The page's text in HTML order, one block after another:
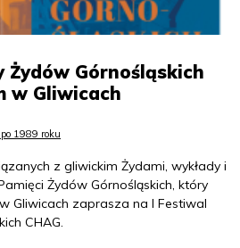
Górnośląskich
w Gliwicach
1989 roku
z gliwickim Żydami, wykłady i
Żydów Górnośląskich, który
Gliwicach zaprasza na I Festiwal
CHAG.